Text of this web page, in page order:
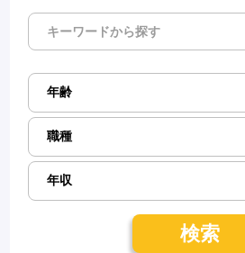
検索